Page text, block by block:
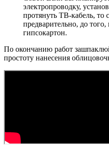
электропроводку,
протянуть ТВ-кабель, то
предварительно, до того,
гипсокартон.
По окончанию работ
простоту нанесения